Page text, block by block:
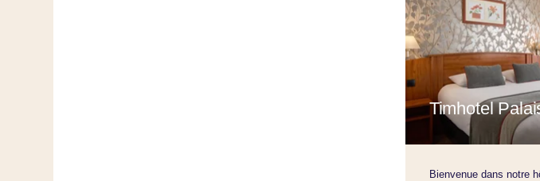
spectacles et sa
Timhotel
Bienvenue dans notre